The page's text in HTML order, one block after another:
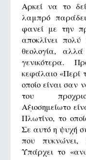
Αρκεί να το
λαμπρό
φανεί με την
αποκλίνει
θεολογία,
γενικότερα.
κεφάλαιο «Περί
οποίο είναι σαν
του
Αξιοσημείωτο
Πλωτίνο, το
Σε αυτό η ψυχή
που πυκνώνει,
Υπάρχει το